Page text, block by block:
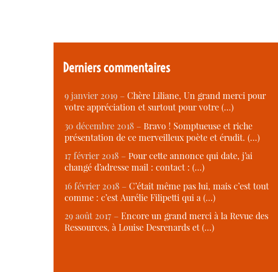
Derniers commentaires
9 janvier 2019 – Chère Liliane, Un grand merci pour
votre appréciation et surtout pour votre (…)
30 décembre 2018 – Bravo ! Somptueuse et riche
présentation de ce merveilleux poète et érudit. (…)
17 février 2018 – Pour cette annonce qui date, j’ai
changé d’adresse mail : contact : (…)
16 février 2018 – C’était même pas lui, mais c’est tout
comme : c’est Aurélie Filipetti qui a (…)
29 août 2017 – Encore un grand merci à la Revue des
Ressources, à Louise Desrenards et (…)